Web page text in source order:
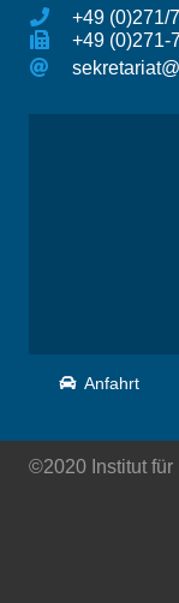
+49 (0)271/
+49 (0)271-
Anfahrt
©2020 Institut für